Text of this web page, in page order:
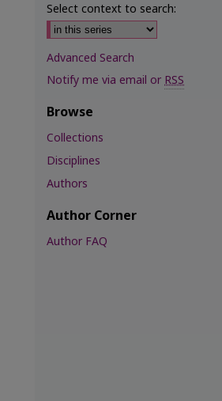
Select context to search:
Advanced Search
Notify me via email orRSS
Browse
Collections
Disciplines
Authors
Author Corner
Author FAQ